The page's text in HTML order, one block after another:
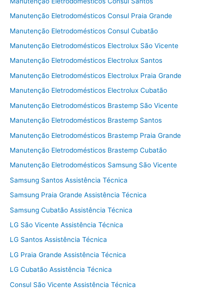
Manutenção Eletrodomésticos Consul Praia Grande
Manutenção Eletrodomésticos Consul Cubatão
Manutenção Eletrodomésticos Electrolux São Vicente
Manutenção Eletrodomésticos Electrolux Santos
Manutenção Eletrodomésticos Electrolux Praia Grande
Manutenção Eletrodomésticos Electrolux Cubatão
Manutenção Eletrodomésticos Brastemp São Vicente
Manutenção Eletrodomésticos Brastemp Santos
Manutenção Eletrodomésticos Brastemp Praia Grande
Manutenção Eletrodomésticos Brastemp Cubatão
Manutenção Eletrodomésticos Samsung São Vicente
Samsung Santos Assistência Técnica
Samsung Praia Grande Assistência Técnica
Samsung Cubatão Assistência Técnica
LG São Vicente Assistência Técnica
LG Santos Assistência Técnica
LG Praia Grande Assistência Técnica
LG Cubatão Assistência Técnica
Consul São Vicente Assistência Técnica